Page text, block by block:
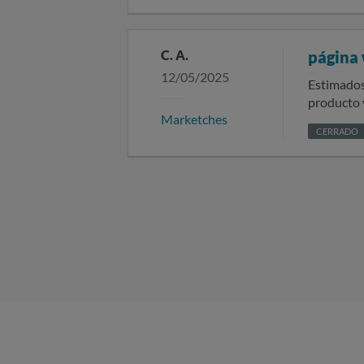
C. A.
12/05/2025
Marketches
página
Estimados/as señores/as:
producto
notificó
499,80 €
CERRADO